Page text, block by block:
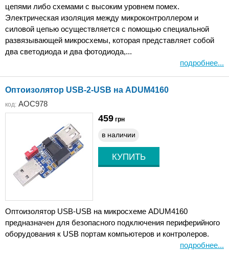
цепями либо схемами с высоким уровнем помех.
Электрическая изоляция между микроконтроллером и
силовой цепью осуществляется с помощью специальной
развязывающей микросхемы, которая представляет собой
два светодиода и два фотодиода,...
подробнее...
Оптоизолятор USB-2-USB на ADUM4160
код: AOC978
459 грн
в наличии
Оптоизолятор USB-USB на микросхеме ADUM4160
предназначен для безопасного подключения периферийного
оборудования к USB портам компьютеров и контролеров.
подробнее...